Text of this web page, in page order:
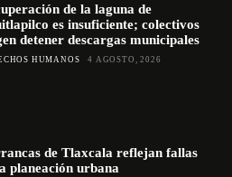
de la laguna de
es insuficiente; colectivos
detener descargas municipales
HUMANOS 4 AGOSTO, 2026
de Tlaxcala reflejan fallas
planeación urbana